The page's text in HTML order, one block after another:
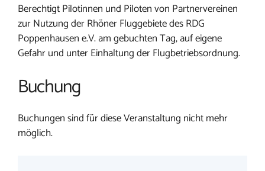
Berechtigt Pilotinnen und Piloten von Partnervereinen
zur Nutzung der Rhöner Fluggebiete des RDG
Poppenhausen e.V. am gebuchten Tag, auf eigene
Gefahr und unter Einhaltung der Flugbetriebsordnung.
Buchung
Buchungen sind für diese Veranstaltung nicht mehr
möglich.